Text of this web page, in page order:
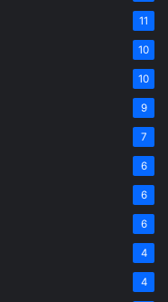
11
10
10
9
7
6
6
6
4
4